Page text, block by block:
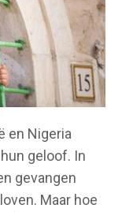
en Nigeria
geloof. In
gevangen
Maar hoe